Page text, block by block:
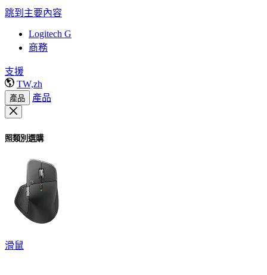
跳到主要內容
Logitech G
商務
支援
TW,zh
產品 產品
照類別選購
滑鼠